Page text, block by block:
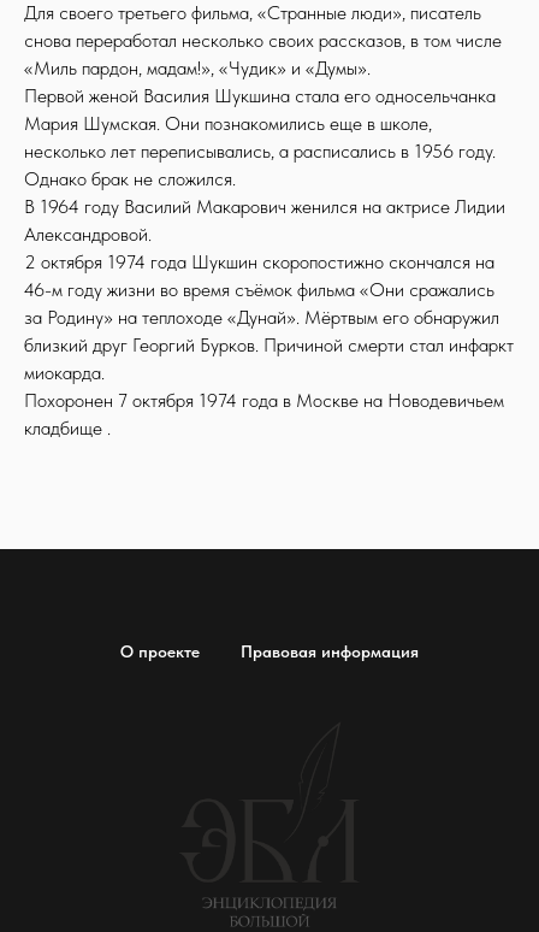
Для своего третьего фильма, «Странные люди», писатель
снова переработал несколько своих рассказов, в том числе
«Миль пардон, мадам!», «Чудик» и «Думы».
Первой женой Василия Шукшина стала его односельчанка
Мария Шумская. Они познакомились еще в школе,
несколько лет переписывались, а расписались в 1956 году.
Однако брак не сложился.
В 1964 году Василий Макарович женился на актрисе Лидии
Александровой.
2 октября 1974 года Шукшин скоропостижно скончался на
46-м году жизни во время съёмок фильма «Они сражались
за Родину» на теплоходе «Дунай». Мёртвым его обнаружил
близкий друг Георгий Бурков. Причиной смерти стал инфаркт
миокарда.
Похоронен 7 октября 1974 года в Москве на Новодевичьем
кладбище .
О проекте Правовая информация